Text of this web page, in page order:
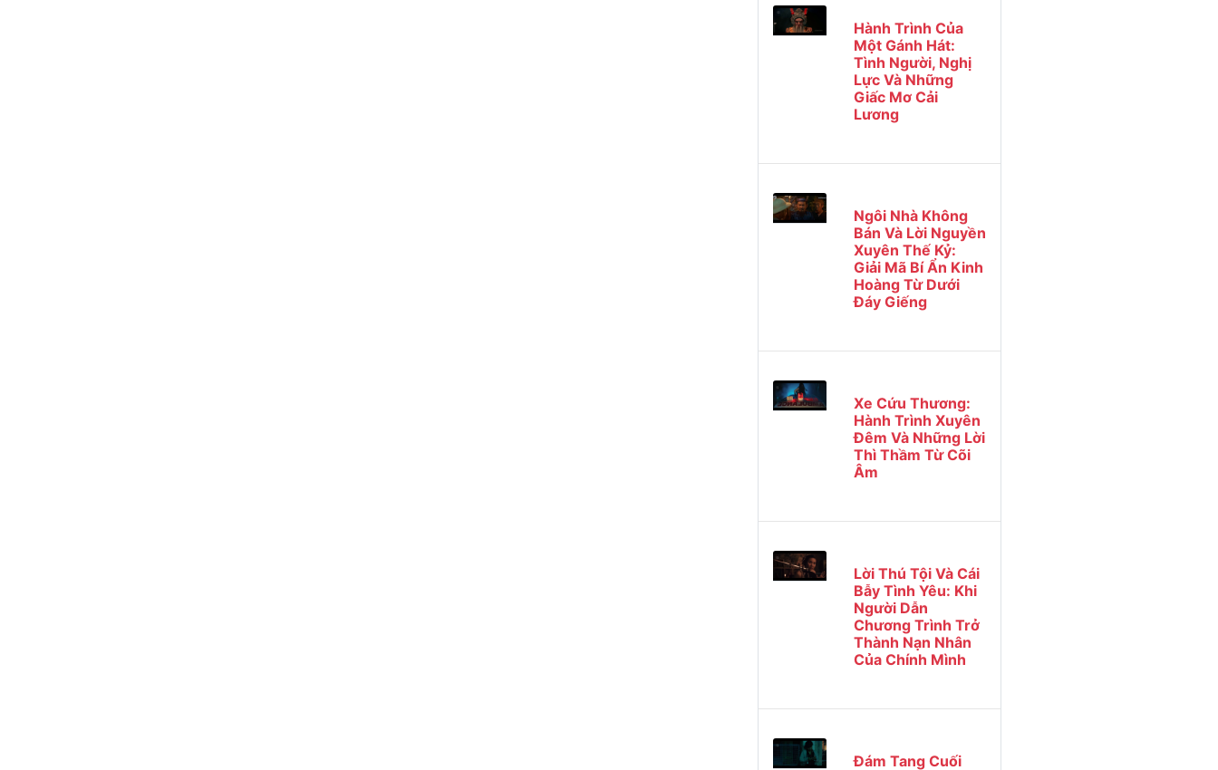
Hành Trình Của
Một Gánh Hát:
Tình Người, Nghị
Lực Và Những
Giấc Mơ Cải
Lương
Ngôi Nhà Không
Bán Và Lời Nguyền
Xuyên Thế Kỷ:
Giải Mã Bí Ẩn Kinh
Hoàng Từ Dưới
Đáy Giếng
Xe Cứu Thương:
Hành Trình Xuyên
Đêm Và Những Lời
Thì Thầm Từ Cõi
Âm
Lời Thú Tội Và Cái
Bẫy Tình Yêu: Khi
Người Dẫn
Chương Trình Trở
Thành Nạn Nhân
Của Chính Mình
Đám Tang Cuối